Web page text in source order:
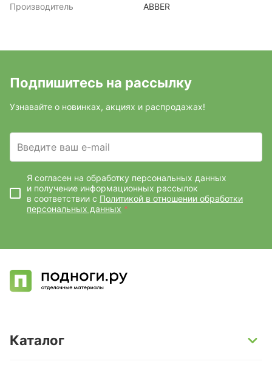
Производитель ABBER
Подпишитесь на рассылку
Узнавайте о новинках, акциях и распродажах!
Введите ваш e-mail
Я согласен на обработку персональных данных
и получение информационных рассылок
в соответствии с Политикой в отношении обработки
персональных данных *
Каталог